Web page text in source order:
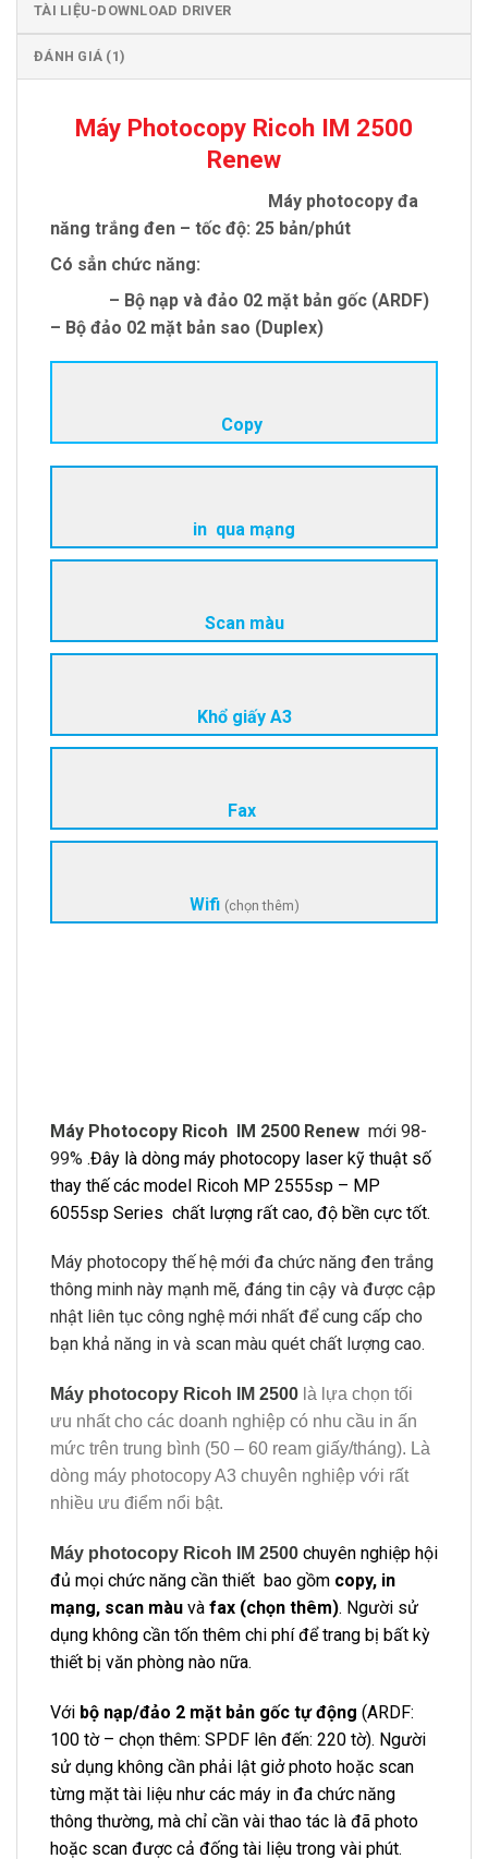
TÀI LIỆU-DOWNLOAD DRIVER
ĐÁNH GIÁ (1)
Máy Photocopy Ricoh IM 2500
Renew
Máy photocopy đa
năng trắng đen – tốc độ: 25 bản/phút
Có sẳn chức năng:
– Bộ nạp và đảo 02 mặt bản gốc (ARDF)
– Bộ đảo 02 mặt bản sao (Duplex)
Copy
in qua mạng
Scan màu
Khổ giấy A3
Fax
Wifi (chọn thêm)
Máy Photocopy Ricoh IM 2500 Renew mới 98-
99% .Đây là dòng máy photocopy laser kỹ thuật số
thay thế các model Ricoh MP 2555sp – MP
6055sp Series chất lượng rất cao, độ bền cực tốt.
Máy photocopy thế hệ mới đa chức năng đen trắng
thông minh này mạnh mẽ, đáng tin cậy và được cập
nhật liên tục công nghệ mới nhất để cung cấp cho
bạn khả năng in và scan màu quét chất lượng cao.
Máy photocopy Ricoh IM 2500 là lựa chọn tối
ưu nhất cho các doanh nghiệp có nhu cầu in ấn
mức trên trung bình (50 – 60 ream giấy/tháng). Là
dòng máy photocopy A3 chuyên nghiệp với rất
nhiều ưu điểm nổi bật.
Máy photocopy Ricoh IM 2500 chuyên nghiệp hội
đủ mọi chức năng cần thiết bao gồm copy, in
mạng, scan màu và fax (chọn thêm). Người sử
dụng không cần tốn thêm chi phí để trang bị bất kỳ
thiết bị văn phòng nào nữa.
Với bộ nạp/đảo 2 mặt bản gốc tự động (ARDF:
100 tờ – chọn thêm: SPDF lên đến: 220 tờ). Người
sử dụng không cần phải lật giở photo hoặc scan
từng mặt tài liệu như các máy in đa chức năng
thông thường, mà chỉ cần vài thao tác là đã photo
hoặc scan được cả đống tài liệu trong vài phút.